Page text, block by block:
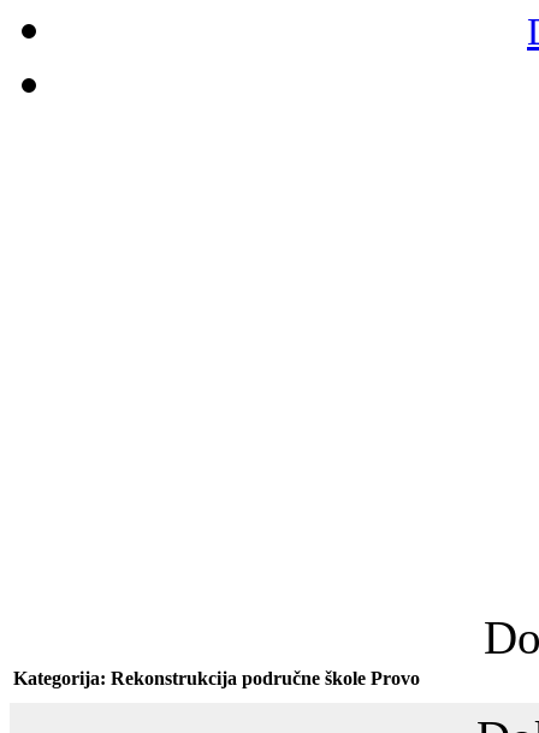
Kategorija: Rekonstrukcija područne škole Provo